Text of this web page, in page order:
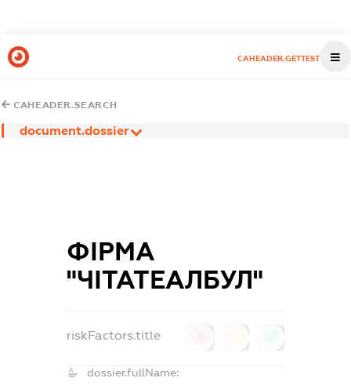
CAHEADER.GETTEST
CAHEADER.SEARCH
document.dossier
ФІРМА
"ЧІТАТЕАЛБУЛ"
riskFactors.title
dossier.fullName: